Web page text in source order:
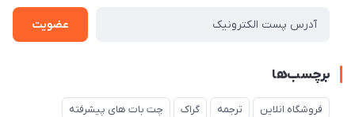
عضویت
برچسب‌ها
فروشگاه انلاین ترجمه گراک چت بات های پیشرفته